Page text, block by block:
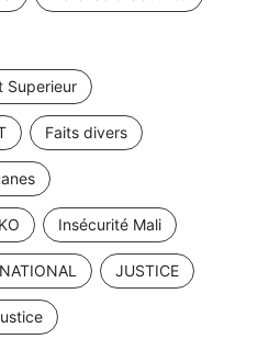
Superieur
Faits divers
Insécurité Mali
JUSTICE